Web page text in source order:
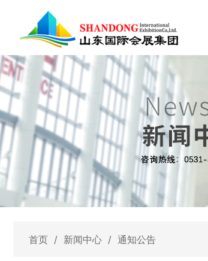
首页 / 新闻中心 / 通知公告